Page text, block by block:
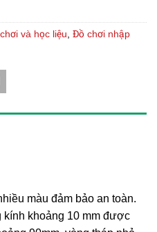
và học liệu Đồ chơi nhập
màu đảm bảo an toàn.
kính khoảng 10 mm được